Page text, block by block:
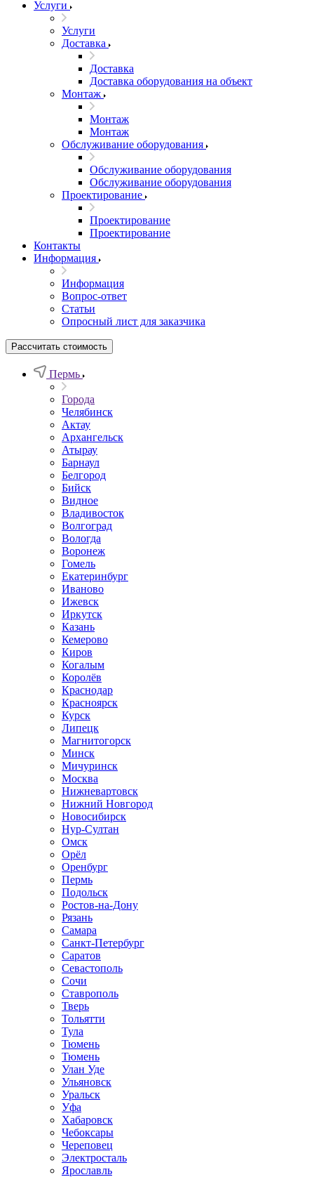
Услуги
Услуги
Доставка
Доставка
Доставка оборудования на объект
Монтаж
Монтаж
Монтаж
Обслуживание оборудования
Обслуживание оборудования
Обслуживание оборудования
Проектирование
Проектирование
Проектирование
Контакты
Информация
Информация
Вопрос-ответ
Статьи
Опросный лист для заказчика
Рассчитать стоимость
Пермь
Города
Челябинск
Актау
Архангельск
Атырау
Барнаул
Белгород
Бийск
Видное
Владивосток
Волгоград
Вологда
Воронеж
Гомель
Екатеринбург
Иваново
Ижевск
Иркутск
Казань
Кемерово
Киров
Когалым
Королёв
Краснодар
Красноярск
Курск
Липецк
Магнитогорск
Минск
Мичуринск
Москва
Нижневартовск
Нижний Новгород
Новосибирск
Нур-Султан
Омск
Орёл
Оренбург
Пермь
Подольск
Ростов-на-Дону
Рязань
Самара
Санкт-Петербург
Саратов
Севастополь
Сочи
Ставрополь
Тверь
Тольятти
Тула
Тюмень
Тюмень
Улан Уде
Ульяновск
Уральск
Уфа
Хабаровск
Чебоксары
Череповец
Электросталь
Ярославль